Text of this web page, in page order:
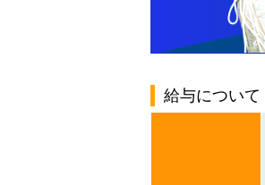
給与について